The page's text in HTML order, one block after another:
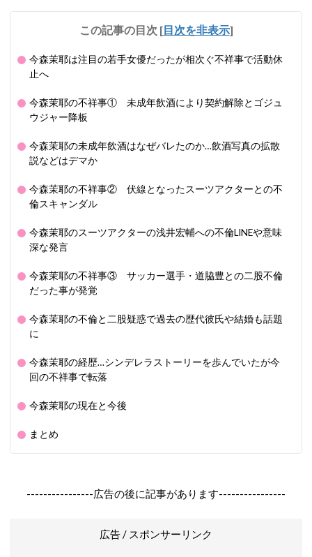
この記事の目次 [目次を非表示]
今森茉耶は注目の若手女優だったが相次ぐ不祥事で活動休
止へ
今森茉耶の不祥事① 未成年飲酒により契約解除とゴジュ
ウジャー降板
今森茉耶の未成年飲酒はなぜバレたのか…飲酒写真の拡散
説などはデマか
今森茉耶の不祥事② 伏線となったスーツアクターとの不
倫スキャンダル
今森茉耶のスーツアクターの浅井宏輔への不倫LINEや意味
深な発言
今森茉耶の不祥事③ サッカー選手・道脇豊との二股不倫
だった事が発覚
今森茉耶の不倫と二股疑惑で過去の歴代彼氏や結婚も話題
に
今森茉耶の経歴…シンデレラストーリーを歩んでいたが今
回の不祥事で転落
今森茉耶の現在と今後
まとめ
----------------広告の後に記事があります----------------
広告 / スポンサーリンク